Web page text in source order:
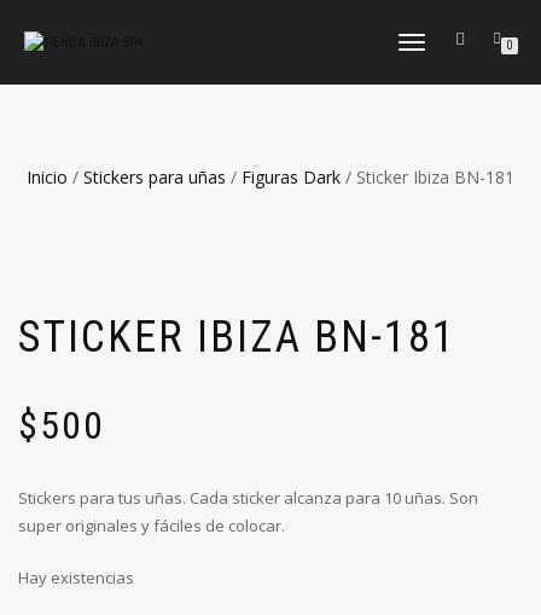
CAMBIAR
0
Inicio / Stickers para uñas / Figuras Dark / Sticker Ibiza BN-181
STICKER IBIZA BN-181
$500
Stickers para tus uñas. Cada sticker alcanza para 10 uñas. Son
super originales y fáciles de colocar.
Hay existencias